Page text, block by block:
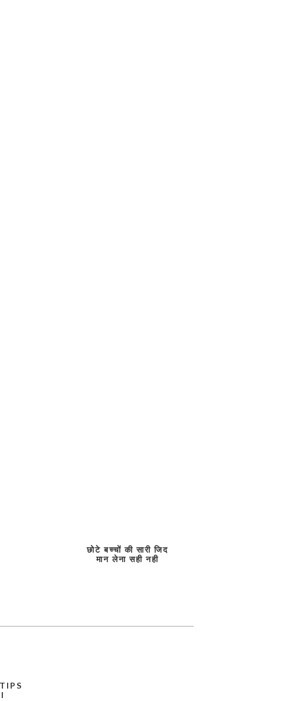
छोटे बच्चों की सारी जिद
मान लेना सही नही